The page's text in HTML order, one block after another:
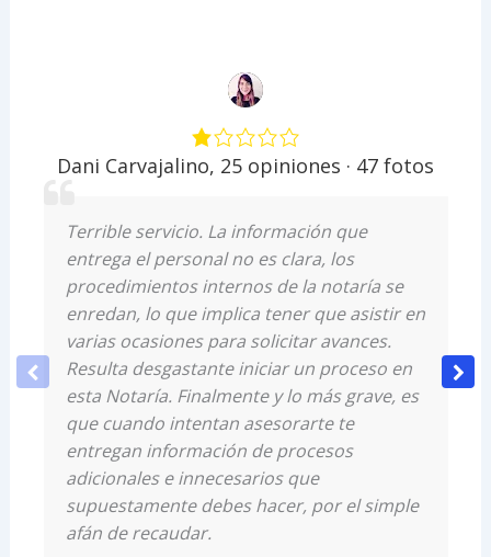
Dani Carvajalino, 25 opiniones · 47 fotos
Terrible servicio. La información que
entrega el personal no es clara, los
procedimientos internos de la notaría se
enredan, lo que implica tener que asistir en
varias ocasiones para solicitar avances.
Resulta desgastante iniciar un proceso en
esta Notaría. Finalmente y lo más grave, es
que cuando intentan asesorarte te
entregan información de procesos
adicionales e innecesarios que
supuestamente debes hacer, por el simple
afán de recaudar.